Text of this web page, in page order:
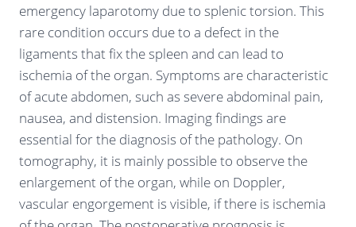
emergency laparotomy due to splenic torsion. This
rare condition occurs due to a defect in the
ligaments that fix the spleen and can lead to
ischemia of the organ. Symptoms are characteristic
of acute abdomen, such as severe abdominal pain,
nausea, and distension. Imaging findings are
essential for the diagnosis of the pathology. On
tomography, it is mainly possible to observe the
enlargement of the organ, while on Doppler,
vascular engorgement is visible, if there is ischemia